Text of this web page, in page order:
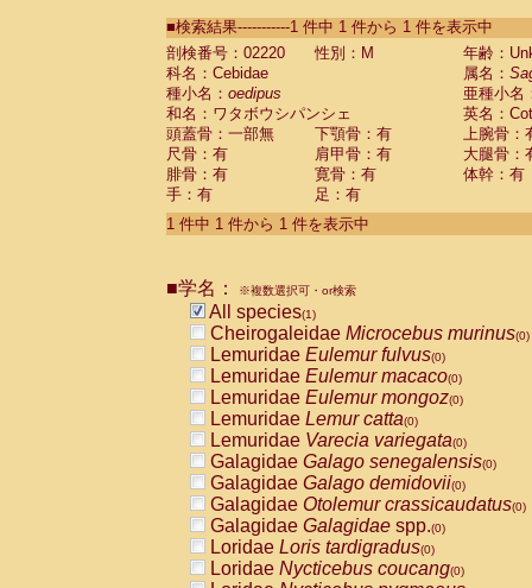
CebidaeSaguinus labiatus(0)
Cebidae Saguinus leucopus (0)
Cebidae
Cebidae
CebidaeSaguinus nigricollis (0)
Cebidae Saguinus oedipus
Cebidae Saguinus weddelli
Cebidae Saguinusspp.
Cebidae Aotus trivirgatus
Cebidae Cebus albifrons
CebidaeCebus nigrivittatus
CebidaeCebus
CebidaeSaimiri boliviensis(0)
CebidaeSaimiri sciureus(0)
AtelidaeAlouatta caraya(0)
AtelidaeAlouatta fusca(0)
AtelidaeAlouatta seniculus
AtelidaeAlouattaspp.(0)
AtelidaeAteles belzebuth(0)
AtelidaeAteles geoffroyi(0)
AtelidaeAteles paniscus(0)
AtelidaeAtelesspp.(0)
Atelidae Lagothrix lagothricha
AtelidaeLagothrix lagothricha cana
■検索結果-----------1 件中 1 件から 1 件を表示中
剖検番号：02220
性別：M
年齢：
科名：Cebidae
属名：
種小名： oedipus
亜種小名
和名：ワタボウシパンシェ
英名：
頭蓋骨：一部無
下顎骨：有
上腕骨：
尺骨：有
肩甲骨：有
大腿骨：
腓骨：有
寛骨：有
体幹：有
手：有
足：有
1 件中 1 件から 1 件を表示中
■学名： ※複数選択可・or検索
All species(1)
Cheirogaleidae Microcebus murinus(0)
Lemuridae Eulemur fulvus(0)
Lemuridae Eulemur macaco(0)
Lemuridae Eulemur mongoz(0)
Lemuridae Lemur catta(0)
Lemuridae Varecia variegata(0)
Galagidae Galago senegalensis(0)
Galagidae Galago demidovii(0)
Galagidae Otolemur crassicaudatus(0)
Galagidae Galagidae spp.(0)
Loridae Loris tardigradus(0)
Loridae Nycticebus coucang(0)